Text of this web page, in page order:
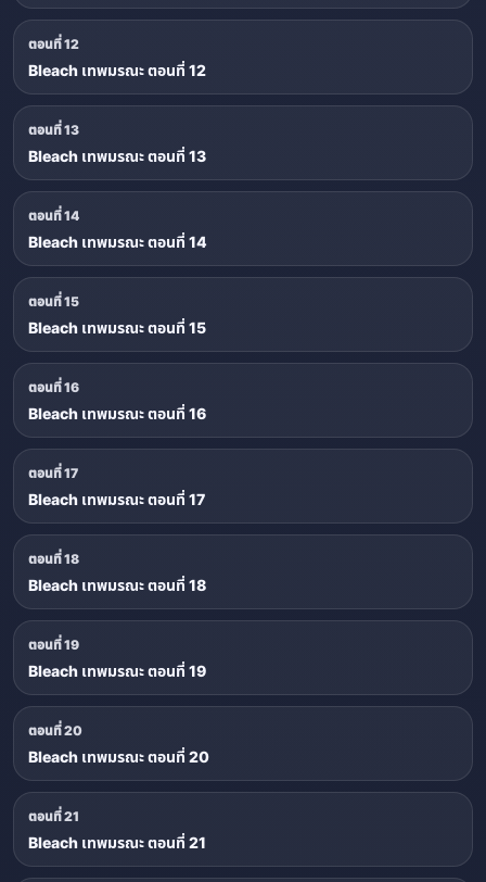
ตอนที่ 12
Bleach เทพมรณะ ตอนที่ 12
ตอนที่ 13
Bleach เทพมรณะ ตอนที่ 13
ตอนที่ 14
Bleach เทพมรณะ ตอนที่ 14
ตอนที่ 15
Bleach เทพมรณะ ตอนที่ 15
ตอนที่ 16
Bleach เทพมรณะ ตอนที่ 16
ตอนที่ 17
Bleach เทพมรณะ ตอนที่ 17
ตอนที่ 18
Bleach เทพมรณะ ตอนที่ 18
ตอนที่ 19
Bleach เทพมรณะ ตอนที่ 19
ตอนที่ 20
Bleach เทพมรณะ ตอนที่ 20
ตอนที่ 21
Bleach เทพมรณะ ตอนที่ 21